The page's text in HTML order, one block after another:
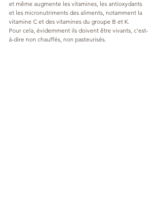
et même augmente les vitamines, les antioxydants
et les micronutriments des aliments, notamment la
vitamine C et des vitamines du groupe B et K.
Pour cela, évidemment ils doivent être vivants, c’est-
à-dire non chauffés, non pasteurisés.